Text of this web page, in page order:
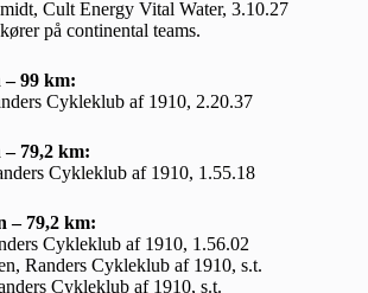
Cult Energy Vital Water, 3.10.27
på continental teams.
– 99 km:
Cykleklub af 1910, 2.20.37
– 79,2 km:
Cykleklub af 1910, 1.55.18
– 79,2 km:
Cykleklub af 1910, 1.56.02
Randers Cykleklub af 1910, s.t.
Cykleklub af 1910, s.t.